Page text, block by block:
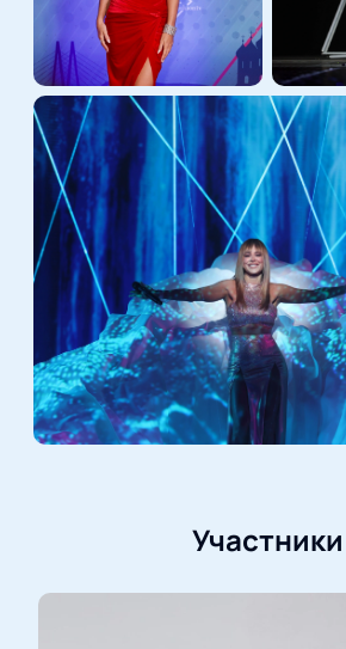
событий лета 2026!
Участники